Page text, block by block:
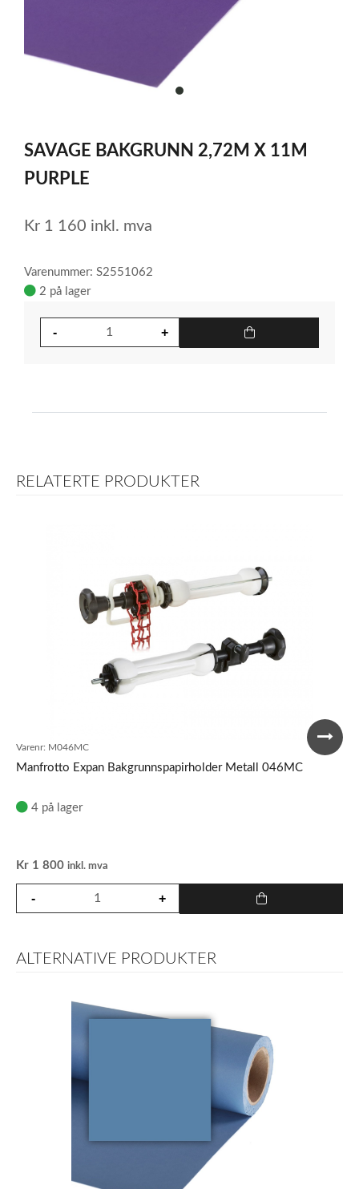
item
of
1
SAVAGE BAKGRUNN 2,72M X 11M
PURPLE
Kr 1 160 inkl. mva
Varenummer: S2551062
2 på lager
RELATERTE PRODUKTER
Varenr: M046MC
Manfrotto Expan Bakgrunnspapirholder Metall 046MC
4 på lager
Kr 1 800 inkl. mva
ALTERNATIVE PRODUKTER